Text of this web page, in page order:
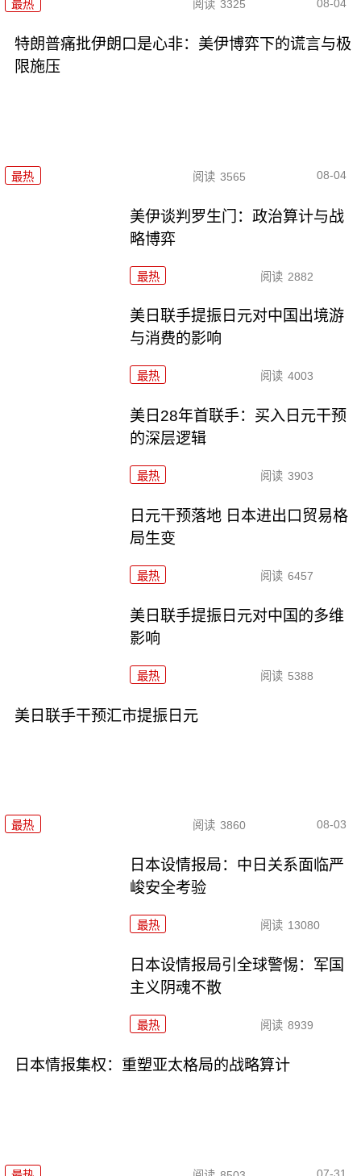
最热 阅读 3325 08-04
特朗普痛批伊朗口是心非：美伊博弈下的谎言与极
限施压
最热 阅读 3565 08-04
美伊谈判罗生门：政治算计与战
略博弈
最热 阅读 2882
美日联手提振日元对中国出境游
与消费的影响
最热 阅读 4003
美日28年首联手：买入日元干预
的深层逻辑
最热 阅读 3903
日元干预落地 日本进出口贸易格
局生变
最热 阅读 6457
美日联手提振日元对中国的多维
影响
最热 阅读 5388
美日联手干预汇市提振日元
最热 阅读 3860 08-03
日本设情报局：中日关系面临严
峻安全考验
最热 阅读 13080
日本设情报局引全球警惕：军国
主义阴魂不散
最热 阅读 8939
日本情报集权：重塑亚太格局的战略算计